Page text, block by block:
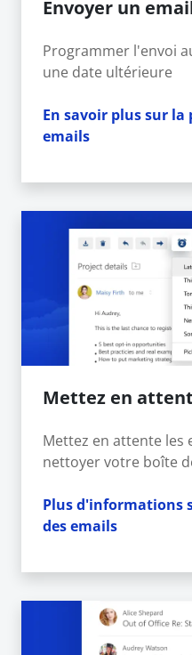
Envoyer un
Programmer l'envoi
une date ultérieure
En savoir plus sur
emails
Mettez en
Mettez en attente les
nettoyer votre boîte
Plus d'informations
des emails